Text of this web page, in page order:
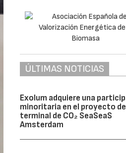
ÚLTIMAS NOTICIAS
Exolum adquiere una
minoritaria en el proyecto de
terminal de CO₂ SeaSeaS
Amsterdam